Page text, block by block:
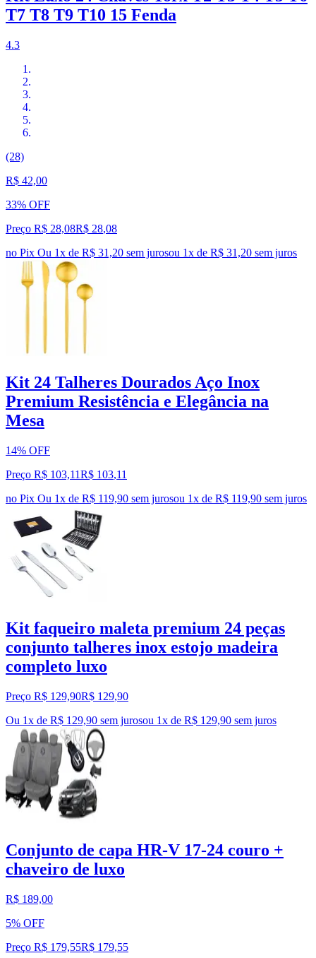
T7 T8 T9 T10 15 Fenda
4.3
(28)
R$ 42,00
33% OFF
Preço R$ 28,08R$ 28,08
no Pix Ou 1x de R$ 31,20 sem jurosou 1x de R$ 31,20 sem juros
Kit 24 Talheres Dourados Aço Inox
Premium Resistência e Elegância na
Mesa
14% OFF
Preço R$ 103,11R$ 103,11
no Pix Ou 1x de R$ 119,90 sem jurosou 1x de R$ 119,90 sem juros
Kit faqueiro maleta premium 24 peças
conjunto talheres inox estojo madeira
completo luxo
Preço R$ 129,90R$ 129,90
Ou 1x de R$ 129,90 sem jurosou 1x de R$ 129,90 sem juros
Conjunto de capa HR-V 17-24 couro +
chaveiro de luxo
R$ 189,00
5% OFF
Preço R$ 179,55R$ 179,55